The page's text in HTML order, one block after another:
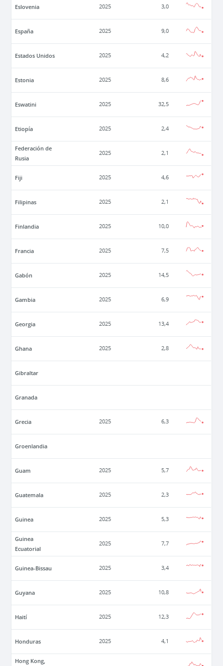
Eslovenia 2025 3,0
España 2025 9,0
Estados Unidos 2025 4,2
Estonia 2025 8,6
Eswatini 2025 32,5
Etiopía 2025 2,4
Federación de
Rusia
2025 2,1
Fiji 2025 4,6
Filipinas 2025 2,1
Finlandia 2025 10,0
Francia 2025 7,5
Gabón 2025 14,5
Gambia 2025 6,9
Georgia 2025 13,4
Ghana 2025 2,8
Gibraltar
Granada
Grecia 2025 6,3
Groenlandia
Guam 2025 5,7
Guatemala 2025 2,3
Guinea 2025 5,3
Guinea
Ecuatorial
2025 7,7
Guinea-Bissau 2025 3,4
Guyana 2025 10,8
Haití 2025 12,3
Honduras 2025 4,1
Hong Kong,